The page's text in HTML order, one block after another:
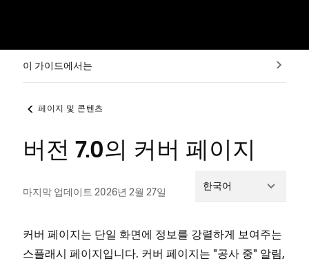
이 가이드에서는
페이지 및 콘텐츠
버전 7.0의 커버 페이지
마지막 업데이트 2026년 2월 27일 한국어
커버 페이지는 단일 화면에 정보를 강렬하게 보여주는
스플래시 페이지입니다. 커버 페이지는 "공사 중" 알림,